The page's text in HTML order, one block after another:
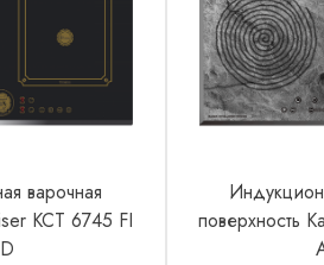
варочная
KCT 6745 FI
поверхность